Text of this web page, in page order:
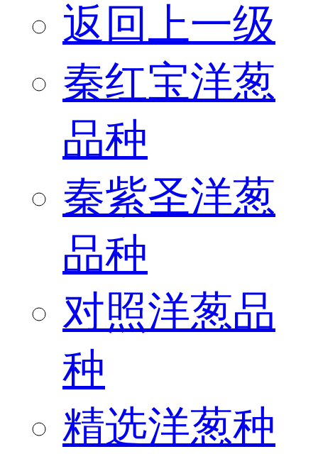
返回上一级
秦红宝洋葱
品种
秦紫圣洋葱
品种
对照洋葱品
种
精选洋葱种